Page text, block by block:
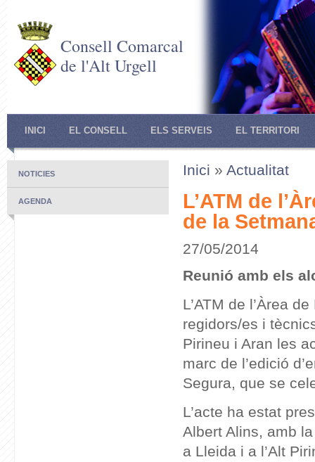
Consell Comarcal
de l'Alt Urgell
INICI EL CONSELL ELS SERVEIS EL TERRITORI
NOTICIES
AGENDA
Inici » Actualitat
L’ATM de
de la
27/05/2014
Reunió amb els
L’ATM de l’Àrea
regidors/es i
Pirineu i Aran les
marc de l’edició
Segura, que se
L’acte ha estat
Albert Alins, amb
a Lleida i a l’Alt